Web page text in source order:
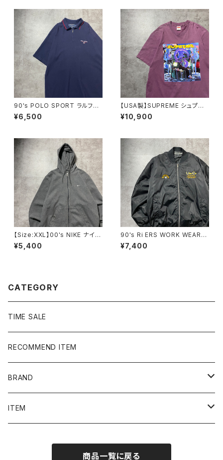
90's POLO SPORT ラルフロ
ーレン ポロスポーツ ハーフ
ジップ 刺繍ワンポイント 鹿
¥6,500
【USA製】SUPREME シュプリ
ーム サイケデリック アートグ
ラフィック プリント パープ
¥10,900
【Size:XXL】00's NIKE ナイ
キ スウォッシュ 刺繍ワンポイ
ント グレー フルジップ スウ
¥5,400
90's Ri ERS WORK WEAR
刺繍企業ロゴ ブラック 黒
中綿 ma-1ジャケット
¥7,400
CATEGORY
TIME SALE
RECOMMEND ITEM
BRAND
NIKE
ITEM
商品一覧に戻る